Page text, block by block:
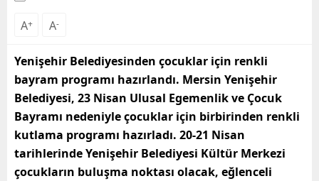
A+ A-
Yenişehir Belediyesinden çocuklar için renkli
bayram programı hazırlandı. Mersin Yenişehir
Belediyesi, 23 Nisan Ulusal Egemenlik ve Çocuk
Bayramı nedeniyle çocuklar için birbirinden renkli
kutlama programı hazırladı. 20-21 Nisan
tarihlerinde Yenişehir Belediyesi Kültür Merkezi
çocukların buluşma noktası olacak, eğlenceli